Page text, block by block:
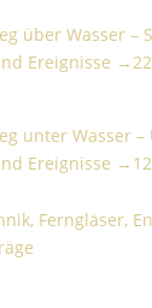
über Wasser –
Ereignisse →
unter Wasser –
Ereignisse →
Ferngläser,